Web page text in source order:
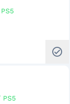
check_circle
PS5